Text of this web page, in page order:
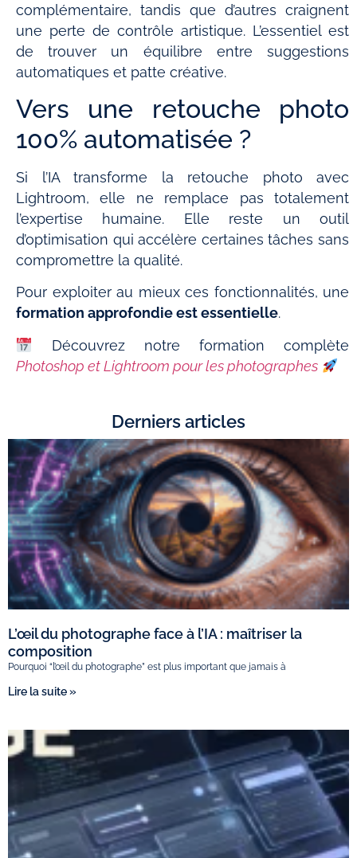
complémentaire, tandis que d’autres craignent
une perte de contrôle artistique. L’essentiel est
de trouver un équilibre entre suggestions
automatiques et patte créative.
Vers une retouche photo
100% automatisée ?
Si l’IA transforme la retouche photo avec
Lightroom, elle ne remplace pas totalement
l’expertise humaine. Elle reste un outil
d’optimisation qui accélère certaines tâches sans
compromettre la qualité.
Pour exploiter au mieux ces fonctionnalités, une
formation approfondie est essentielle.
Découvrez notre formation complète
Photoshop et Lightroom pour les photographes
Derniers articles
L’œil du photographe face à l’IA : maîtriser la
composition
Pourquoi “l’œil du photographe” est plus important que jamais à
Lire la suite »